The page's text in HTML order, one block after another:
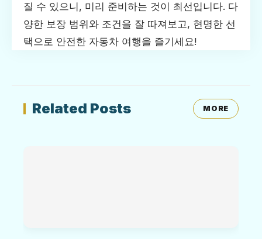
질 수 있으니, 미리 준비하는 것이 최선입니다. 다
양한 보장 범위와 조건을 잘 따져보고, 현명한 선
택으로 안전한 자동차 여행을 즐기세요!
Related Posts MORE